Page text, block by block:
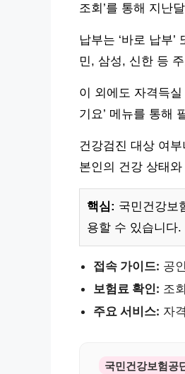
조회’를 통해 지난
납부는 ‘바로 납부
민, 삼성, 신한 등
이 외에도 자격득
기요’ 메뉴를 통해
건강검진 대상 여
본인의 건강 상태
핵심: 국민건강보
용할 수 있습니다.
접속 가이드: 공
보험료 확인: 조
주요 서비스: 자
국민건강보험공